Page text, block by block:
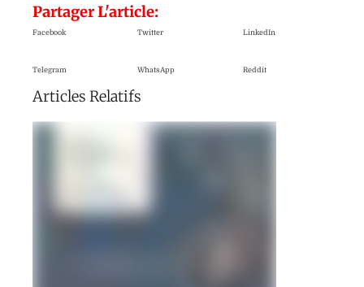
Partager L'article:
Facebook Twitter LinkedIn
Telegram WhatsApp Reddit
Articles Relatifs